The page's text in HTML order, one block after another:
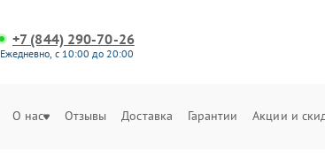
+7 (844) 290-70-26
Ежедневно, с 10:00 до 20:00
О нас Отзывы Доставка Гарантии Акции и